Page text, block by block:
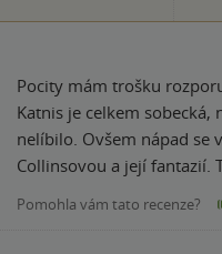
Pocity mám trošku
Katnis je celkem
nelíbilo. Ovšem nápad se vzbouřenými kraji a hlavním městem, které je touží ovládat je úžasný. Opravdu klobouk dolů před paní
Pomohla vám tato recenze?